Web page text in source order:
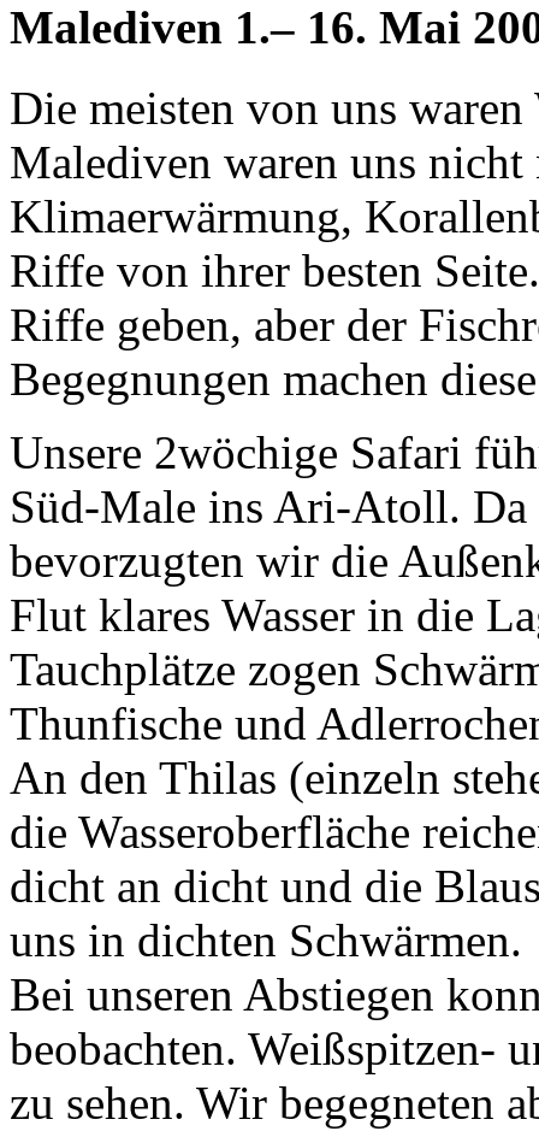
Malediven 1.– 16. Mai
Die meisten von uns
Malediven waren uns
Klimaerwärmung,
Riffe von ihrer besten
Riffe geben, aber der
Begegnungen machen
Unsere 2wöchige Safari
Süd-Male ins Ari-Atoll. Da
bevorzugten wir die
Flut klares Wasser in die
Tauchplätze zogen
Thunfische und
An den Thilas (einzeln
die Wasseroberfläche
dicht an dicht und die
uns in dichten Schwärmen.
Bei unseren Abstiegen
beobachten. Weißspitzen-
zu sehen. Wir begegneten